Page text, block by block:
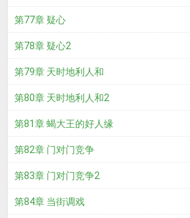
第77章 疑心
第78章 疑心2
第79章 天时地利人和
第80章 天时地利人和2
第81章 蝎大王的好人缘
第82章 门对门竞争
第83章 门对门竞争2
第84章 当街调戏